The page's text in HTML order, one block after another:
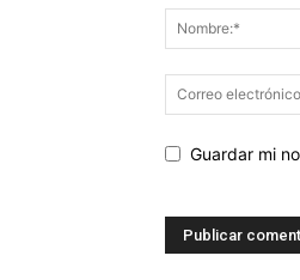
Guardar mi